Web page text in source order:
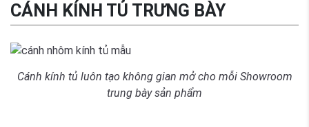
CÁNH KÍNH TỦ TRƯNG BÀY
Cánh kính tủ luôn tạo không gian mở cho mỗi Showroom
trung bày sản phẩm